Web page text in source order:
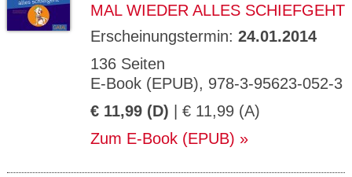
MAL WIEDER ALLES SCHIEFGEHT
Erscheinungstermin: 24.01.2014
136 Seiten
E-Book (EPUB), 978-3-95623-052-3
€ 11,99 (D) | € 11,99 (A)
Zum E-Book (EPUB)